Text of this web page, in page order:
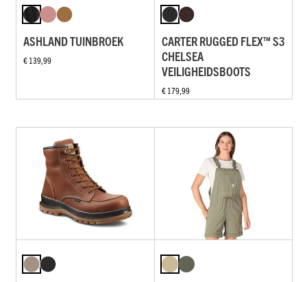
ASHLAND TUINBROEK
€ 139,99
CARTER RUGGED FLEX™ S3
CHELSEA
VEILIGHEIDSBOOTS
€ 179,99